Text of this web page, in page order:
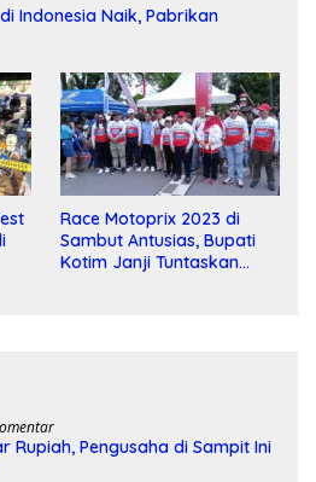
Indonesia Naik, Pabrikan
Race Motoprix 2023 di
Sambut Antusias, Bupati
Kotim Janji Tuntaskan
Rupiah, Pengusaha di Sampit Ini